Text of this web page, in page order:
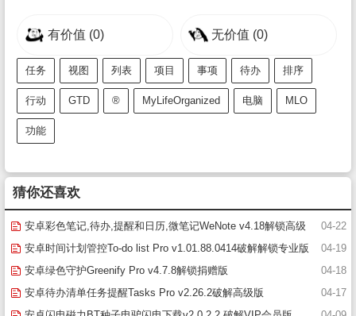
有价值 (0) 无价值 (0)
任务 视图 列表 项目 事项 待办 排序
行动 GTD ® MyLifeOrganized 电脑 MLO
功能
猜你还喜欢
04-22
安卓彩色笔记,待办,提醒和日历,微笔记WeNote v4.18解锁高级
版
04-19
安卓时间计划管控To-do list Pro v1.01.88.0414破解解锁专业版
(todolist下载安卓)
04-18
安卓绿色守护Greenify Pro v4.7.8解锁捐赠版
04-17
安卓待办清单任务提醒Tasks Pro v2.26.2破解高级版